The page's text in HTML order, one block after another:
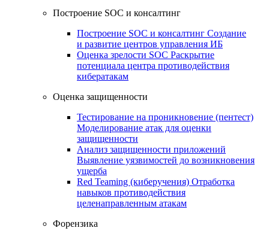
Построение SOC и консалтинг
Построение SOC и консалтинг Создание
и развитие центров управления ИБ
Оценка зрелости SOC Раскрытие
потенциала центра противодействия
кибератакам
Оценка защищенности
Тестирование на проникновение (пентест)
Моделирование атак для оценки
защищенности
Анализ защищенности приложений
Выявление уязвимостей до возникновения
ущерба
Red Teaming (киберучения) Отработка
навыков противодействия
целенаправленным атакам
Форензика